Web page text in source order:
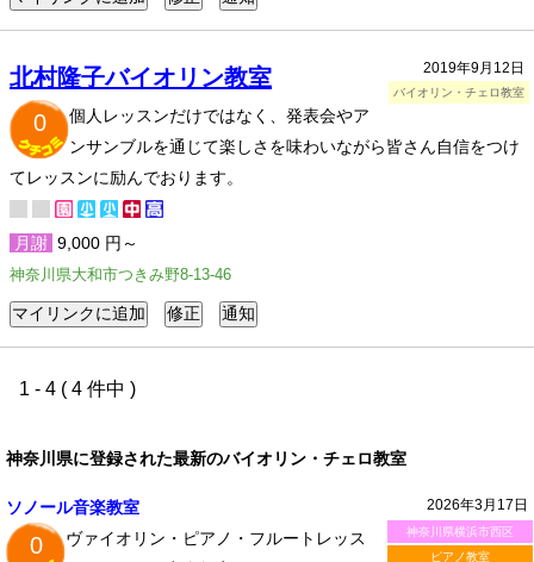
2019年9月12日
バイオリン・チェロ教室
北村隆子バイオリン教室
0
個人レッスンだけではなく、発表会やア
ンサンブルを通じて楽しさを味わいながら皆さん自信をつけ
てレッスンに励んでおります。
月謝 9,000 円～
神奈川県大和市つきみ野8-13-46
1 - 4 ( 4 件中 )
神奈川県に登録された最新のバイオリン・チェロ教室
2026年3月17日
神奈川県横浜市西区
ピアノ教室
ソノール音楽教室
0
ヴァイオリン・ピアノ・フルートレッス